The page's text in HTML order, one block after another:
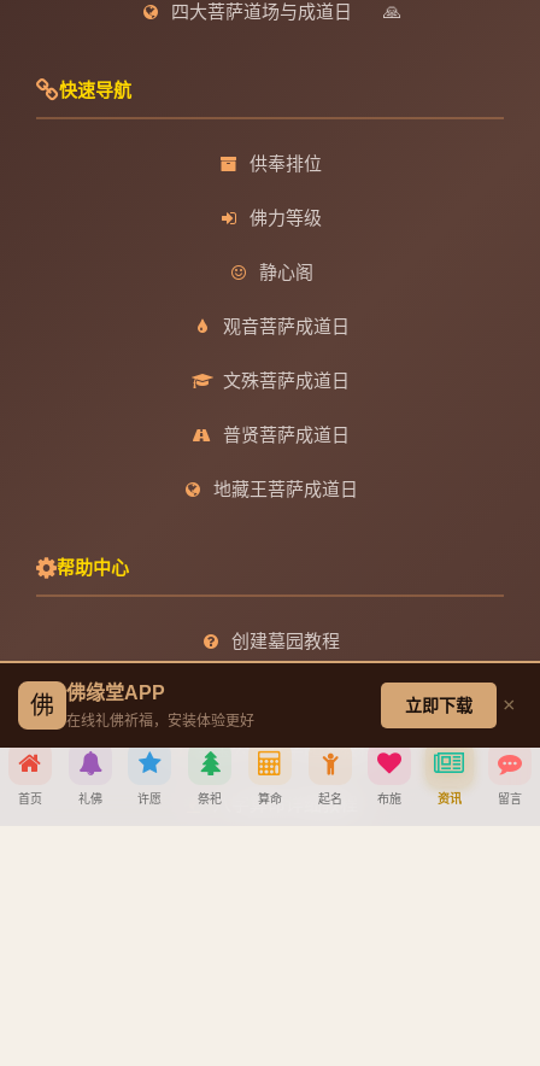
四大菩萨道场与成道日 🙏
快速导航
供奉排位
佛力等级
静心阁
观音菩萨成道日
文殊菩萨成道日
普贤菩萨成道日
地藏王菩萨成道日
帮助中心
创建墓园教程
宝宝公司八字起名教程
八字算命详细教程
佛 佛缘堂APP
在线礼佛祈福，安装体验更好
立即下载 ×
首页 礼佛 许愿 祭祀 算命 起名 布施 资讯 留言